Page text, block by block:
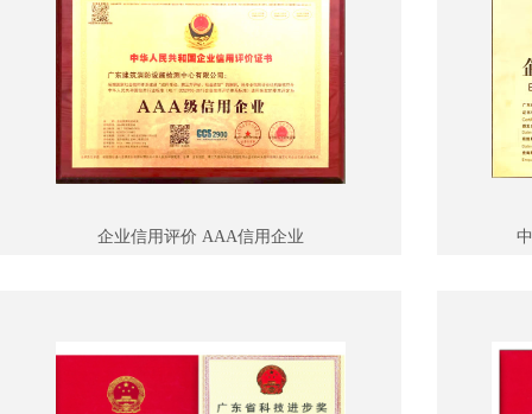
企业信用评价 AAA信用企业